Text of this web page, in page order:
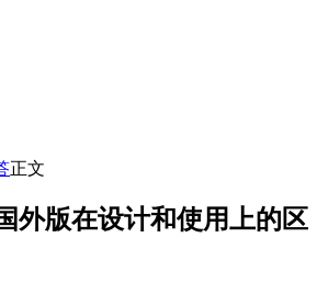
正文
外版在设计和使用上的区